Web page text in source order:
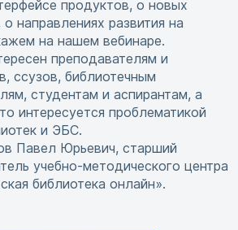
продуктов, о новых
направлениях развития на
на нашем вебинаре.
преподавателям и
ссузов, библиотечным
студентам и аспирантам, а
интересуется проблематикой
и ЭБС.
Павел Юрьевич, старший
учебно-методического центра
библиотека онлайн».